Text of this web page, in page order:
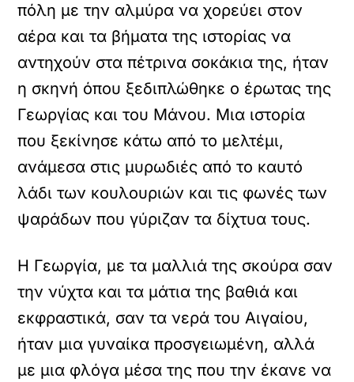
πόλη με την αλμύρα να χορεύει στον
αέρα και τα βήματα της ιστορίας να
αντηχούν στα πέτρινα σοκάκια της, ήταν
η σκηνή όπου ξεδιπλώθηκε ο έρωτας της
Γεωργίας και του Μάνου. Μια ιστορία
που ξεκίνησε κάτω από το μελτέμι,
ανάμεσα στις μυρωδιές από το καυτό
λάδι των κουλουριών και τις φωνές των
ψαράδων που γύριζαν τα δίχτυα τους.
Η Γεωργία, με τα μαλλιά της σκούρα σαν
την νύχτα και τα μάτια της βαθιά και
εκφραστικά, σαν τα νερά του Αιγαίου,
ήταν μια γυναίκα προσγειωμένη, αλλά
με μια φλόγα μέσα της που την έκανε να